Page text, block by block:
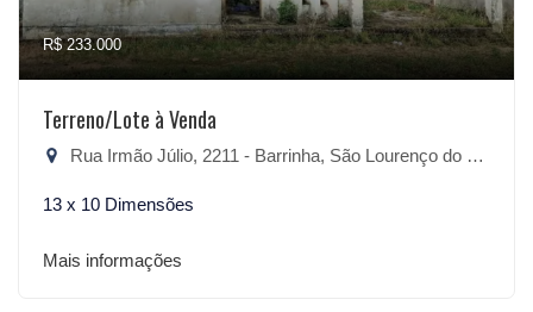
R$ 233.000
Terreno/Lote à Venda
Rua Irmão Júlio, 2211 - Barrinha, São Lourenço do Sul-RS
13 x 10 Dimensões
Mais informações